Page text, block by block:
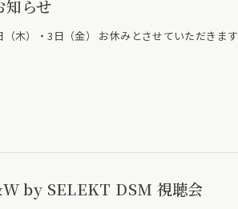
知らせ
木）・3日（金） お休みとさせていただきます
by SELEKT DSM 視聴会